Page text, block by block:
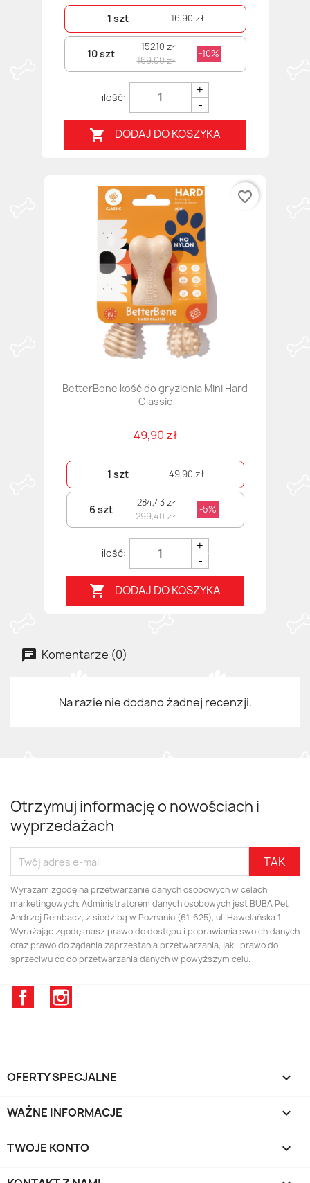
1 szt 16,90 zł
10 szt
152,10 zł
169,00 zł
-10%
+
-
 DODAJ DO KOSZYKA
BetterBone kość do gryzienia Mini Hard
Classic
49,90 zł
1 szt 49,90 zł
6 szt
284,43 zł
299,40 zł
-5%
+
-
 DODAJ DO KOSZYKA
favorite_border
Komentarze (0)
Na razie nie dodano żadnej recenzji.
Otrzymuj informację o nowościach i
wyprzedażach
Wyrażam zgodę na przetwarzanie danych osobowych w celach
marketingowych. Administratorem danych osobowych jest BUBA Pet
Andrzej Rembacz, z siedzibą w Poznaniu (61-625), ul. Hawelańska 1.
Wyrażając zgodę masz prawo do dostępu i poprawiania swoich danych
oraz prawo do żądania zaprzestania przetwarzania, jak i prawo do
sprzeciwu co do przetwarzania danych w powyższym celu.
Facebook
OFERTY SPECJALNE 
WAŻNE INFORMACJE 
TWOJE KONTO 